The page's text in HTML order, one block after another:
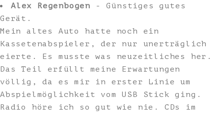
Alex Regenbogen - Günstiges gutes
Gerät.
Mein altes Auto hatte noch ein
Kassetenabspieler, der nur unerträglich
eierte. Es musste was neuzeitliches her.
Das Teil erfüllt meine Erwartungen
völlig, da es mir in erster Linie um
Abspielmöglichkeit vom USB Stick ging.
Radio höre ich so gut wie nie. CDs im